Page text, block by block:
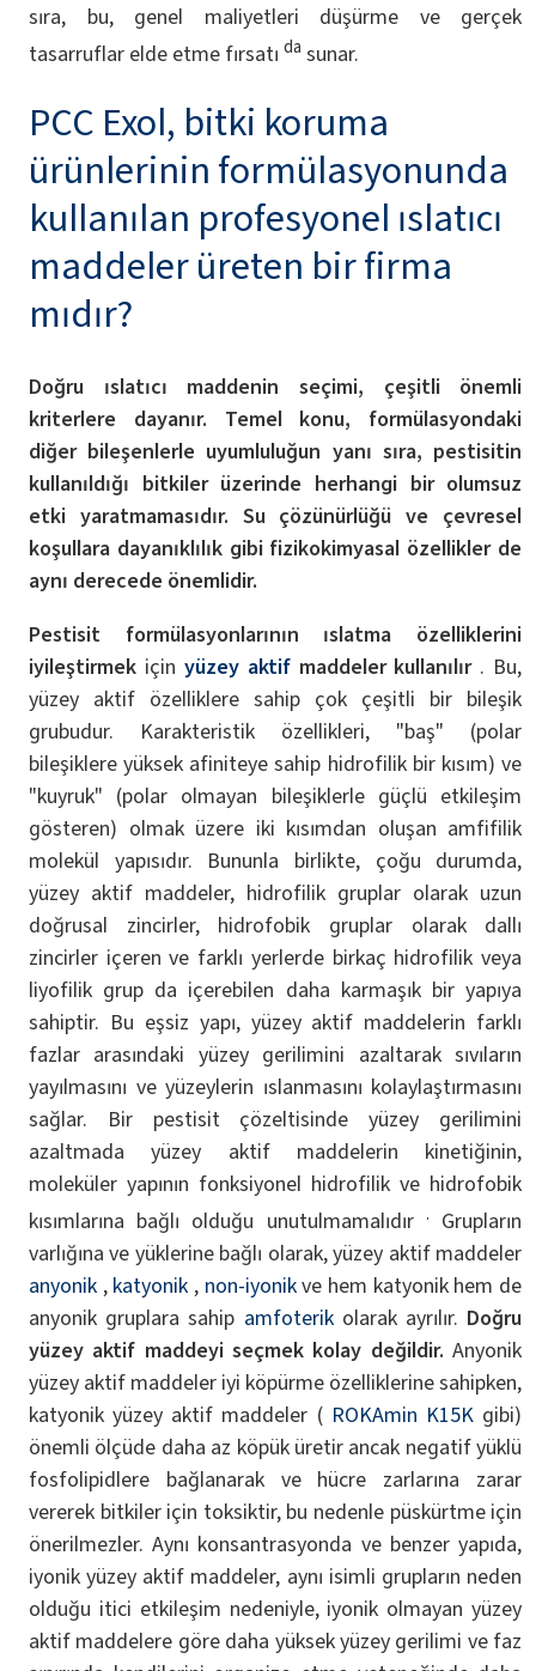
sıra, bu, genel maliyetleri düşürme ve gerçek
tasarruflar elde etme fırsatı da sunar.
PCC Exol, bitki koruma
ürünlerinin formülasyonunda
kullanılan profesyonel ıslatıcı
maddeler üreten bir firma
mıdır?
Doğru ıslatıcı maddenin seçimi, çeşitli önemli
kriterlere dayanır. Temel konu, formülasyondaki
diğer bileşenlerle uyumluluğun yanı sıra, pestisitin
kullanıldığı bitkiler üzerinde herhangi bir olumsuz
etki yaratmamasıdır. Su çözünürlüğü ve çevresel
koşullara dayanıklılık gibi fizikokimyasal özellikler de
aynı derecede önemlidir.
Pestisit formülasyonlarının ıslatma özelliklerini
iyileştirmek için yüzey aktifmaddeler kullanılır. Bu,
yüzey aktif özelliklere sahip çok çeşitli bir bileşik
grubudur. Karakteristik özellikleri, "baş" (polar
bileşiklere yüksek afiniteye sahip hidrofilik bir kısım) ve
"kuyruk" (polar olmayan bileşiklerle güçlü etkileşim
gösteren) olmak üzere iki kısımdan oluşan amfifilik
molekül yapısıdır. Bununla birlikte, çoğu durumda,
yüzey aktif maddeler, hidrofilik gruplar olarak uzun
doğrusal zincirler, hidrofobik gruplar olarak dallı
zincirler içeren ve farklı yerlerde birkaç hidrofilik veya
liyofilik grup da içerebilen daha karmaşık bir yapıya
sahiptir. Bu eşsiz yapı, yüzey aktif maddelerin farklı
fazlar arasındaki yüzey gerilimini azaltarak sıvıların
yayılmasını ve yüzeylerin ıslanmasını kolaylaştırmasını
sağlar. Bir pestisit çözeltisinde yüzey gerilimini
azaltmada yüzey aktif maddelerin kinetiğinin,
moleküler yapının fonksiyonel hidrofilik ve hidrofobik
kısımlarına bağlı olduğu unutulmamalıdır . Grupların
varlığına ve yüklerine bağlı olarak, yüzey aktif maddeler
anyonik , katyonik , non-iyonikve hem katyonik hem de
anyonik gruplara sahip amfoterikolarak ayrılır. Doğru
yüzey aktif maddeyi seçmek kolay değildir. Anyonik
yüzey aktif maddeler iyi köpürme özelliklerine sahipken,
katyonik yüzey aktif maddeler ( ROKAmin K15K gibi)
önemli ölçüde daha az köpük üretir ancak negatif yüklü
fosfolipidlere bağlanarak ve hücre zarlarına zarar
vererek bitkiler için toksiktir, bu nedenle püskürtme için
önerilmezler. Aynı konsantrasyonda ve benzer yapıda,
iyonik yüzey aktif maddeler, aynı isimli grupların neden
olduğu itici etkileşim nedeniyle, iyonik olmayan yüzey
aktif maddelere göre daha yüksek yüzey gerilimi ve faz